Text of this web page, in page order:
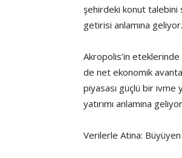
şehirdeki konut talebini
getirisi anlamına geliyor.
Akropolis’in
de net ekonomik
piyasası güçlü bir ivme
yatırımı anlamına
Verilerle Atina: